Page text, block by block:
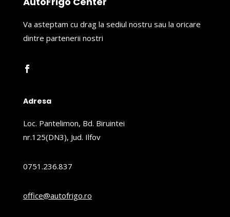
Va asteptam cu drag la sediul nostru sau la oricare
dintre partenerii nostri
Adresa
Loc. Pantelimon, Bd. Biruintei
nr.125(DN3), Jud. Ilfov
0751.236.837
office@autofrigo.ro